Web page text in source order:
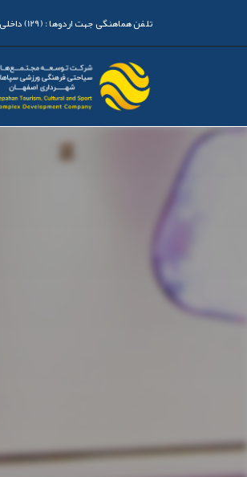
تلفن هماهنگی جهت اردوها :(129) داخلی 13 - 03136759011